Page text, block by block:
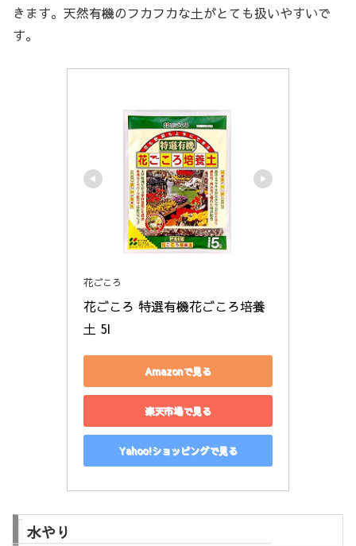
きます。天然有機のフカフカな土がとても扱いやすいで
す。
花ごころ
花ごころ 特選有機花ごころ培養
土 5l
Amazonで見る
楽天市場で見る
Yahoo!ショッピングで見る
水やり